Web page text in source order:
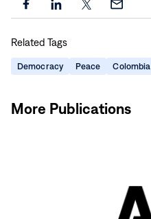
Share
page
on
Facebook
Share
page
on
LinkedIn
Share
on
X
Share
via
Email
Related Tags
Democracy Peace Colombia
More Publications